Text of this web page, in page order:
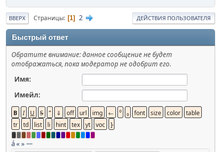
ВВЕРХ Страницы 1 2 ДЕЙСТВИЯ ПОЛЬЗОВАТЕЛЯ
Быстрый ответ
Обратите внимание: данное сообщение не будет
отображаться, пока модератор не одобрит его.
Имя:
Имейл:
á« »—